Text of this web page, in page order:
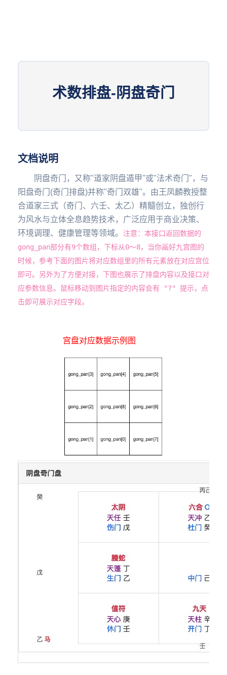
术数排盘-阴盘奇门
文档说明
阴盘奇门，又称"道家阴盘遁甲"或"法术奇门"，与
阳盘奇门(奇门排盘)并称"奇门双雄"。由王凤麟教授整
合道家三式（奇门、六壬、太乙）精髓创立，独创行
为风水与立体全息趋势技术，广泛应用于商业决策、
环境调理、健康管理等领域。 注意：本接口返回数据的
gong_pan部分有9个数组，下标从0～8，当你画好九宫图的
时候，参考下面的图片将对应数组里的所有元素放在对应宫位
即可。另外为了方便对接，下图也展示了排盘内容以及接口对
应参数信息。鼠标移动到图片指定的内容会有 "?" 提示，点
击即可展示对应字段。
宫盘对应数据示例图